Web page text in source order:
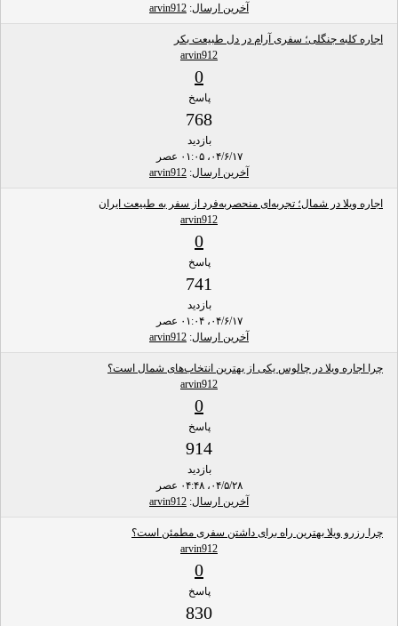
آخرین ارسال:
arvin912
اجاره کلبه جنگلی؛ سفری آرام در دل طبیعت بکر
arvin912
0
پاسخ
768
بازدید
۰۴/۶/۱۷، ۰۱:۰۵ عصر
آخرین ارسال:
arvin912
اجاره ویلا در شمال؛ تجربه‌ای منحصربه‌فرد از سفر به طبیعت ایران
arvin912
0
پاسخ
741
بازدید
۰۴/۶/۱۷، ۰۱:۰۴ عصر
آخرین ارسال:
arvin912
چرا اجاره ویلا در چالوس یکی از بهترین انتخاب‌های شمال است؟
arvin912
0
پاسخ
914
بازدید
۰۴/۵/۲۸، ۰۴:۴۸ عصر
آخرین ارسال:
arvin912
چرا رزرو ویلا بهترین راه برای داشتن سفری مطمئن است؟
arvin912
0
پاسخ
830